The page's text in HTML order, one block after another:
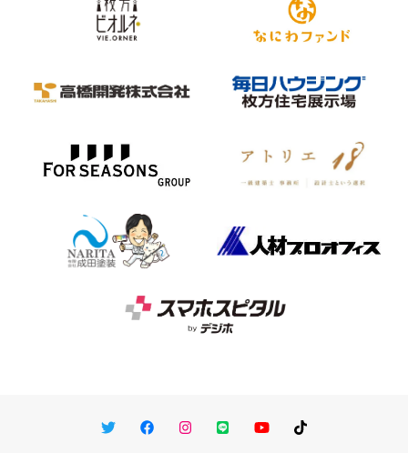
TwitterFacebookInstagram
LINE You TubeTikTok